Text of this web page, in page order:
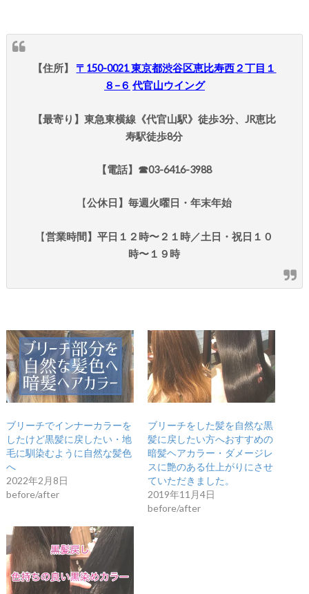
【住所】 〒 150-0021東京都渋谷区恵比寿西２丁目１
８ −６ 代官山ウイング
【最寄り】東急東横線《代官山駅》徒歩3分、JR恵比
寿駅徒歩8分
【電話】☎︎03-6416-3988
【公休日】毎週火曜日・年末年始
【営業時間】平日１２時〜２１時／土日・祝日１０
時〜１９時
ブリーチでインナーカラーを
したけど黒髪に戻したい・地
毛に馴染むように自然な髪色
へ
2022年2月8日
before/after
ブリーチをした髪を自然な黒
髪に戻したい方へおすすめの
暗髪ヘアカラー・ダメージレ
スに艶のある仕上がりにさせ
ていただきました。
2019年11月4日
before/after